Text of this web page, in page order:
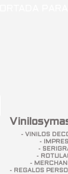
- VINILOS
-
-
-
-
- REGALOS